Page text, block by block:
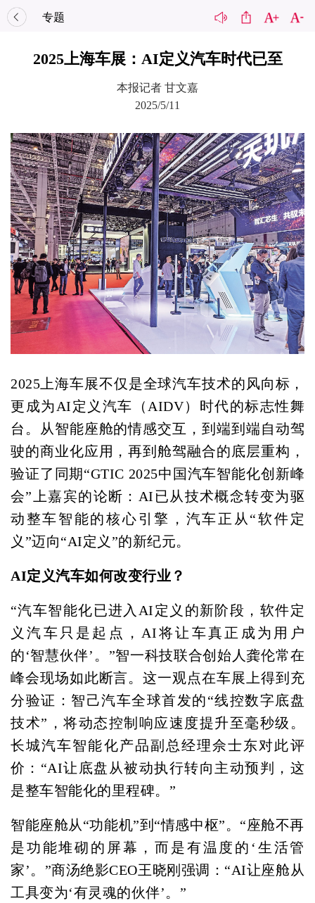
专题
2025上海车展：AI定义汽车时代已至
本报记者 甘文嘉
2025/5/11
2025上海车展不仅是全球汽车技术的风向标，
更成为AI定义汽车（AIDV）时代的标志性舞
台。从智能座舱的情感交互，到端到端自动驾
驶的商业化应用，再到舱驾融合的底层重构，
验证了同期“GTIC 2025中国汽车智能化创新峰
会”上嘉宾的论断：AI已从技术概念转变为驱
动整车智能的核心引擎，汽车正从“软件定
义”迈向“AI定义”的新纪元。
AI定义汽车如何改变行业？
“汽车智能化已进入AI定义的新阶段，软件定
义汽车只是起点，AI将让车真正成为用户
的‘智慧伙伴’。”智一科技联合创始人龚伦常在
峰会现场如此断言。这一观点在车展上得到充
分验证：智己汽车全球首发的“线控数字底盘
技术”，将动态控制响应速度提升至毫秒级。
长城汽车智能化产品副总经理佘士东对此评
价：“AI让底盘从被动执行转向主动预判，这
是整车智能化的里程碑。”
智能座舱从“功能机”到“情感中枢”。“座舱不再
是功能堆砌的屏幕，而是有温度的‘生活管
家’。”商汤绝影CEO王晓刚强调：“AI让座舱从
工具变为‘有灵魂的伙伴’。”